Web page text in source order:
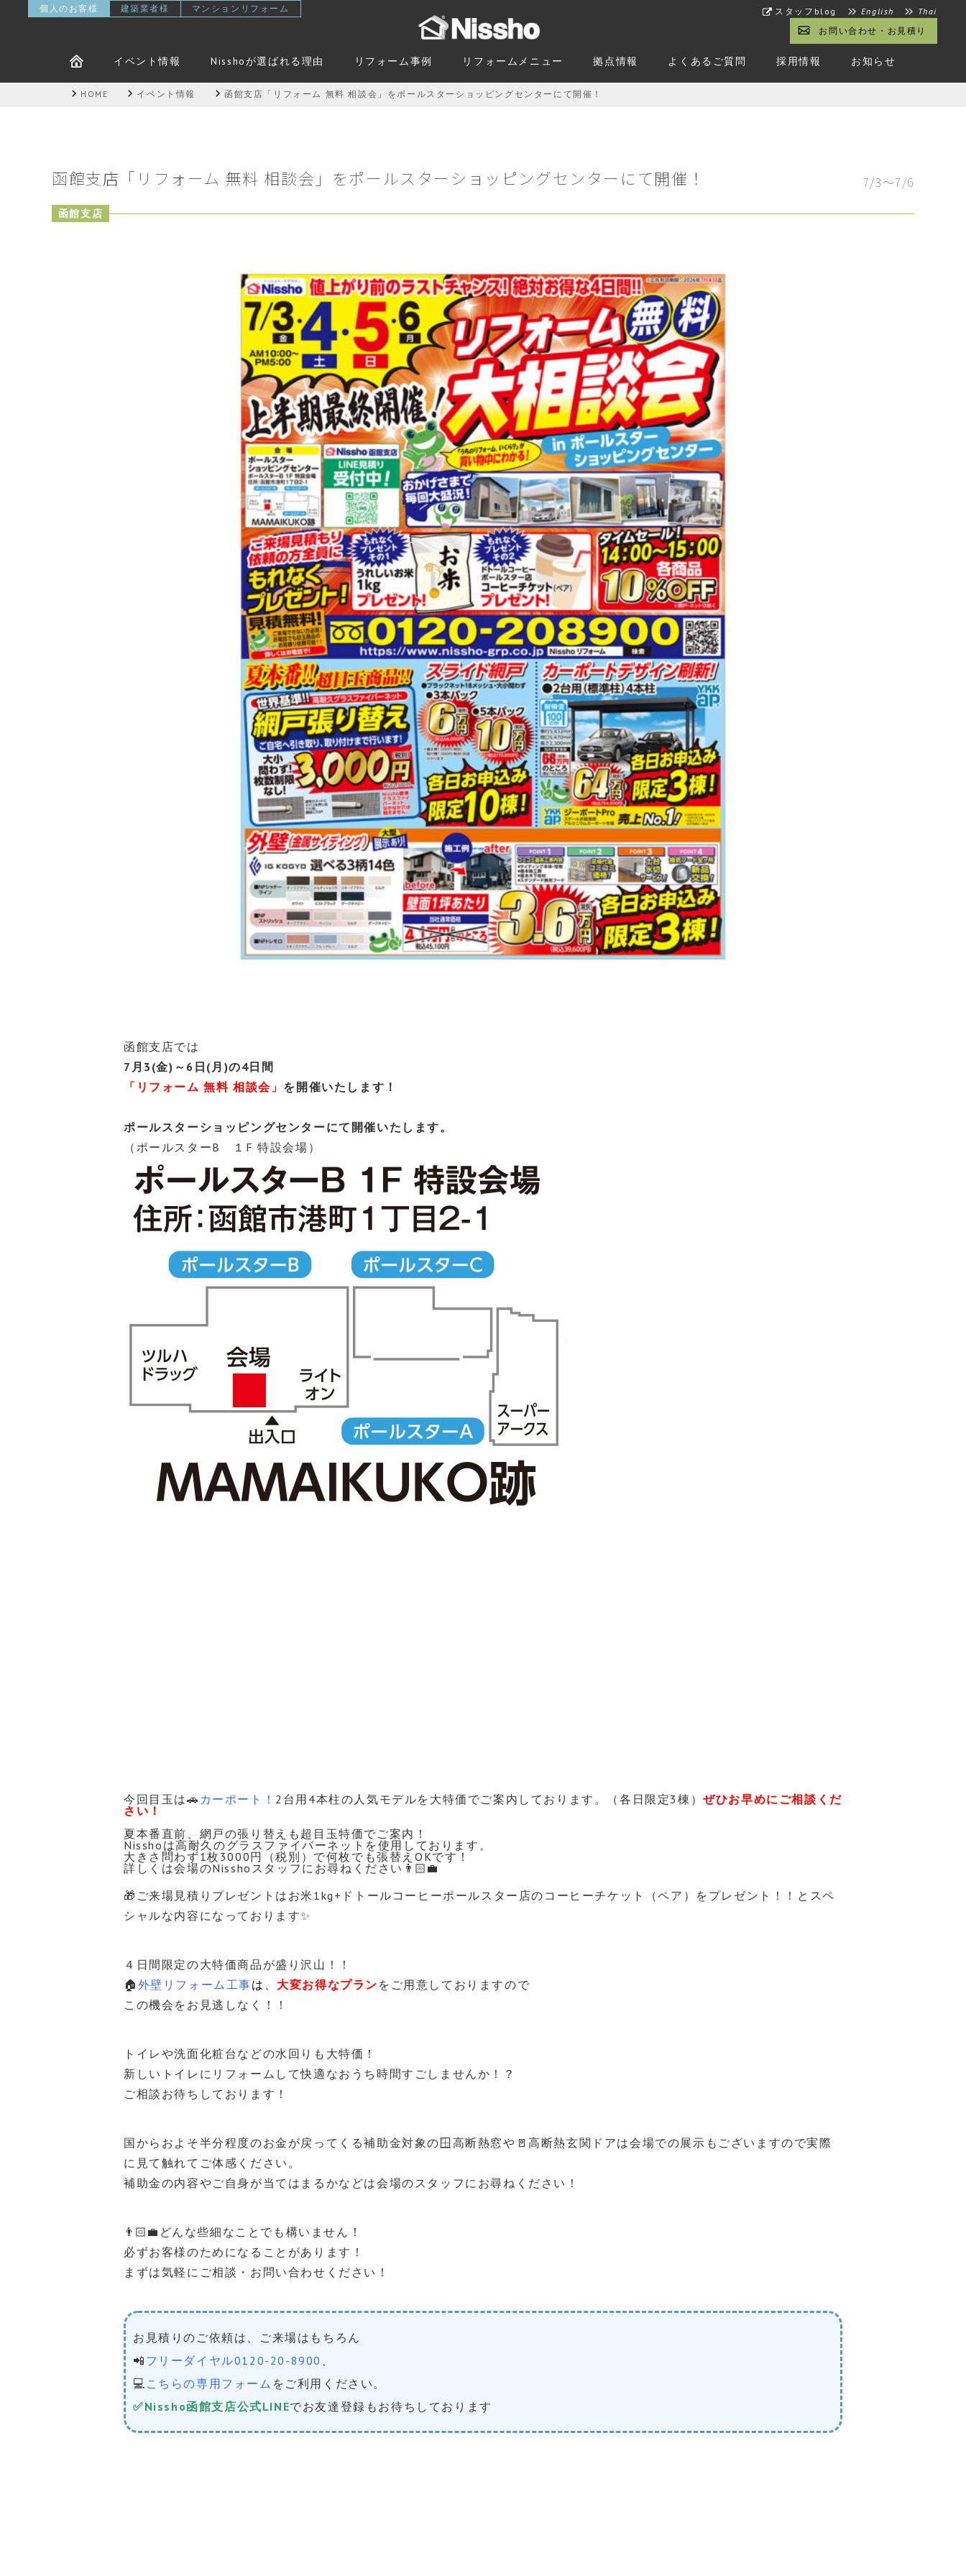
個人のお客様 建築業者様 マンションリフォーム スタッフblog English
Thai
お問い合わせ・お見積り
イベント情報 Nisshoが選ばれる理由 リフォーム事例 リフォームメニュー 拠点情報 よくあるご質問 採用情報 お知らせ
HOME イベント情報 函館支店「リフォーム 無料 相談会」をポールスターショッピングセンターにて開催！
函館支店「リフォーム 無料 相談会」をポールスターショッピングセンターにて開催！ 7/3～7/6
函館支店
函館支店では
7月3(金)～6日(月)の4日間
「リフォーム 無料 相談会」 を開催いたします！
ポールスターショッピングセンターにて開催いたします。
（ポールスターB １F 特設会場）
今回目玉は🚗 カーポート！ 2台用4本柱の人気モデルを大特価でご案内しております。（各日限定3棟）ぜひお早めにご相談くだ
さい！
夏本番直前、網戸の張り替えも超目玉特価でご案内！
Nisshoは高耐久のグラスファイバーネットを使用しております。
大きさ問わず1枚3000円（税別）で何枚でも張替えOKです！
詳しくは会場のNisshoスタッフにお尋ねください👨🏻‍💼
🎁ご来場見積りプレゼントはお米1kg+ドトールコーヒーポールスター店のコーヒーチケット（ペア）をプレゼント！！とスペ
シャルな内容になっております✨
４日間限定の大特価商品が盛り沢山！！
🏠 外壁リフォーム工事は 、 大変お得なプラン をご用意しておりますので
この機会をお見逃しなく！！
トイレや洗面化粧台などの水回りも大特価！
新しいトイレにリフォームして快適なおうち時間すごしませんか！？
ご相談お待ちしております！
国からおよそ半分程度のお金が戻ってくる補助金対象の🪟高断熱窓や🚪高断熱玄関ドアは会場での展示もございますので実際
に見て触れてご体感ください。
補助金の内容やご自身が当てはまるかなどは会場のスタッフにお尋ねください！
👨🏻‍💼どんな些細なことでも構いません！
必ずお客様のためになることがあります！
まずは気軽にご相談・お問い合わせください！
お見積りのご依頼は、ご来場はもちろん
📲 フリーダイヤル0120-20-8900 、
💻 こちらの専用フォーム をご利用ください。
✅Nissho函館支店公式LINEでお友達登録もお待ちしております